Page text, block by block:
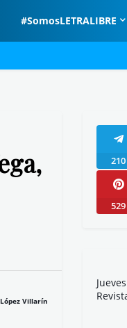
#SomosLETRALIBRE
Villarín
210
529